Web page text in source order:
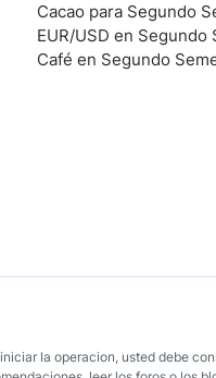
Cacao para Segundo
EUR/USD en
Café en Segundo
la operacion, usted debe